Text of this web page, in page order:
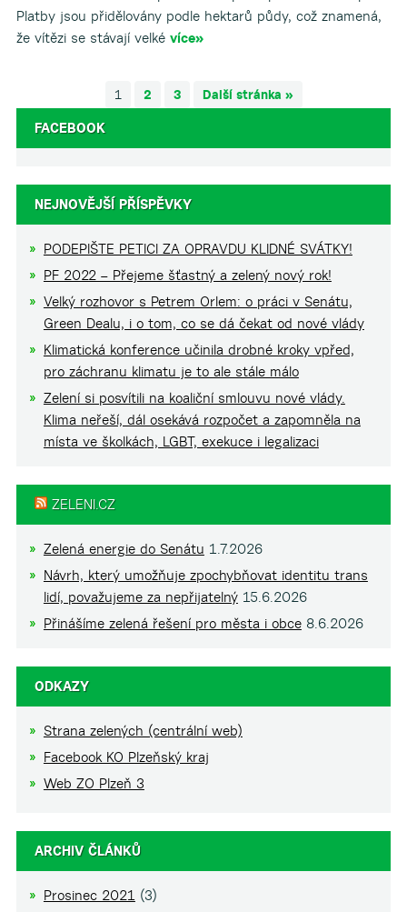
Platby jsou přidělovány podle hektarů půdy, což znamená,
že vítězi se stávají velké více»
1 2 3 Další stránka »
FACEBOOK
NEJNOVĚJŠÍ PŘÍSPĚVKY
PODEPIŠTE PETICI ZA OPRAVDU KLIDNÉ SVÁTKY!
PF 2022 – Přejeme šťastný a zelený nový rok!
Velký rozhovor s Petrem Orlem: o práci v Senátu,
Green Dealu, i o tom, co se dá čekat od nové vlády
Klimatická konference učinila drobné kroky vpřed,
pro záchranu klimatu je to ale stále málo
Zelení si posvítili na koaliční smlouvu nové vlády.
Klima neřeší, dál osekává rozpočet a zapomněla na
místa ve školkách, LGBT, exekuce i legalizaci
ZELENI.CZ
Zelená energie do Senátu 1.7.2026
Návrh, který umožňuje zpochybňovat identitu trans
lidí, považujeme za nepřijatelný 15.6.2026
Přinášíme zelená řešení pro města i obce 8.6.2026
ODKAZY
Strana zelených (centrální web)
Facebook KO Plzeňský kraj
Web ZO Plzeň 3
ARCHIV ČLÁNKŮ
Prosinec 2021 (3)